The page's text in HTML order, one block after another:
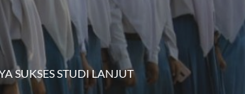
SUKSES STUDI LANJUT